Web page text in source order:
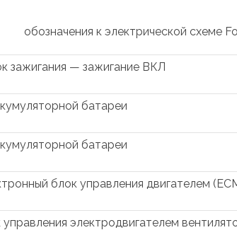
обозначения к электрической схеме
зажигания — зажигание ВКЛ
батареи
батареи
блок управления двигателем
управления электродвигателем